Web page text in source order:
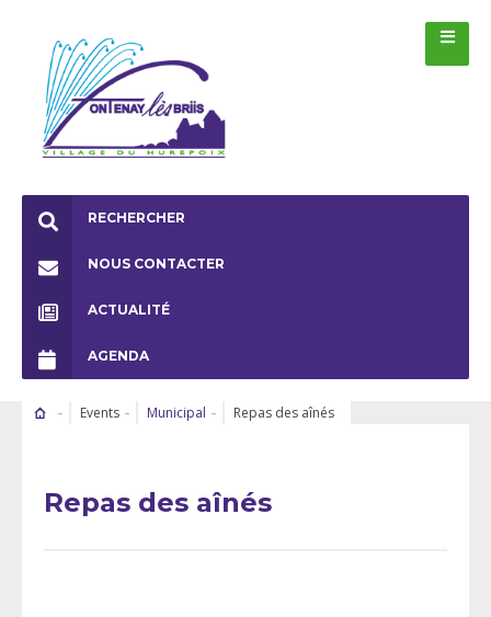
RECHERCHER
NOUS CONTACTER
ACTUALITÉ
AGENDA
Events Municipal Repas des aînés
Repas des aînés